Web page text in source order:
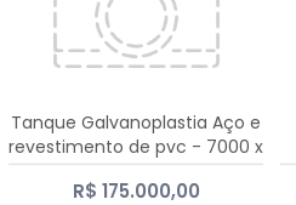
Tanque Galvanoplastia Aço e
revestimento de pvc - 7000 x
2200 mm
R$ 175.000,00